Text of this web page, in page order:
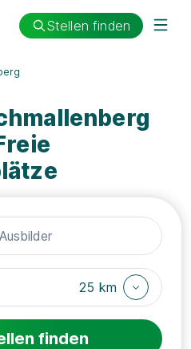
Stellen finden
25 km
finden